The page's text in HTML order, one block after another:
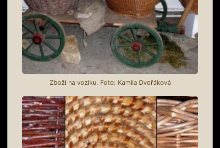
Zboží na vozíku. Foto: Kamila Dvořáková